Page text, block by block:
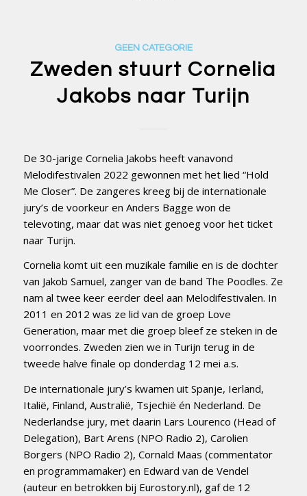
GEEN CATEGORIE
Zweden stuurt Cornelia
Jakobs naar Turijn
De 30-jarige Cornelia Jakobs heeft vanavond
Melodifestivalen 2022 gewonnen met het lied “Hold
Me Closer”. De zangeres kreeg bij de internationale
jury’s de voorkeur en Anders Bagge won de
televoting, maar dat was niet genoeg voor het ticket
naar Turijn.
Cornelia komt uit een muzikale familie en is de dochter
van Jakob Samuel, zanger van de band The Poodles. Ze
nam al twee keer eerder deel aan Melodifestivalen. In
2011 en 2012 was ze lid van de groep Love
Generation, maar met die groep bleef ze steken in de
voorrondes. Zweden zien we in Turijn terug in de
tweede halve finale op donderdag 12 mei a.s.
De internationale jury’s kwamen uit Spanje, Ierland,
Italië, Finland, Australië, Tsjechië én Nederland. De
Nederlandse jury, met daarin Lars Lourenco (Head of
Delegation), Bart Arens (NPO Radio 2), Carolien
Borgers (NPO Radio 2), Cornald Maas (commentator
en programmamaker) en Edward van de Vendel
(auteur en betrokken bij Eurostory.nl), gaf de 12